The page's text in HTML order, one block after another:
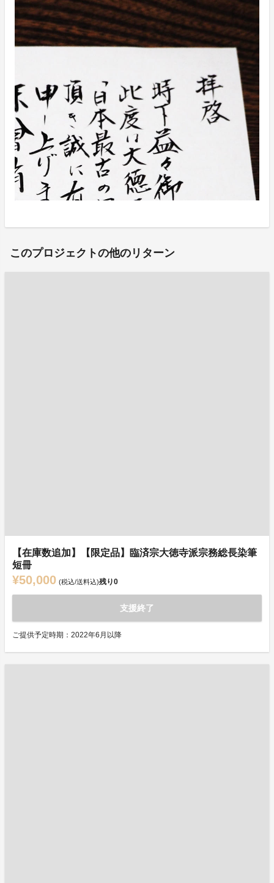
このプロジェクトの他のリターン
【在庫数追加】【限定品】臨済宗大徳寺派宗務総長染筆
短冊
¥50,000 (税込/送料込)残り0
支援終了
ご提供予定時期：2022年6月以降